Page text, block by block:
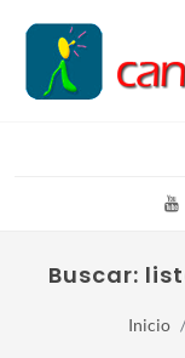
Buscar:
Inicio